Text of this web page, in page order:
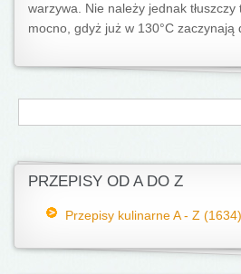
warzywa. Nie należy jednak
mocno, gdyż już w 130°C zaczynają
Formularz wyszukiwania
Szukaj
PRZEPISY OD A DO Z
Przepisy kulinarne A - Z (1634)